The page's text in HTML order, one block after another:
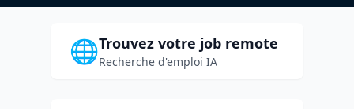
🌐Trouvez votre job remote
Recherche d'emploi IA